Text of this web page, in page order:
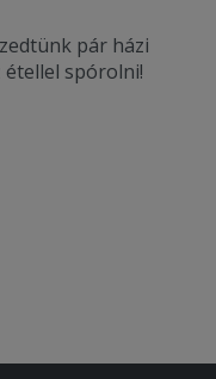
pár házi
spórolni!